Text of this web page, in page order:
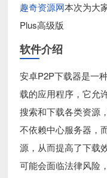
趣奇资源网本次为大
Plus高级版
软件介绍
安卓P2P下载器是一
载的应用程序，它允
搜索和下载各类资源
不依赖中心服务器，
源，从而提高了下载
可能会面临法律风险